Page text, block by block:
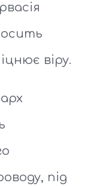
віру.
під